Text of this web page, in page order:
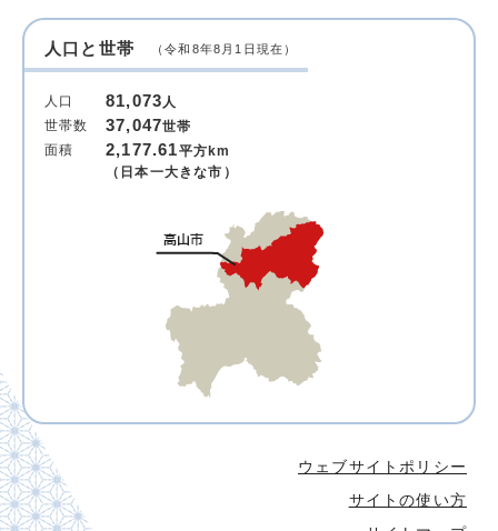
人口と世帯 （令和8年8月1日現在）
人口 81,073 人
世帯数
37,047世帯
面積
2,177.61平方km
（日本一大きな市）
ウェブサイトポリシー
サイトの使い方